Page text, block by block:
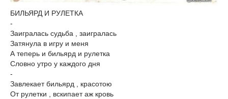
БИЛЬЯРД И РУЛЕТКА
-
Заигралась судьба , заигралась
Затянула в игру и меня
А теперь и бильярд и рулетка
Словно утро у каждого дня
-
Завлекает бильярд , красотою
От рулетки , вскипает аж кровь